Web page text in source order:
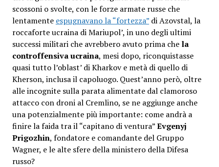
scossoni o svolte, con le forze armate russe che
lentamente espugnavano la “fortezza”di Azovstal, la
roccaforte ucraina di Mariupol’, in uno degli ultimi
successi militari che avrebbero avuto prima che la
controffensiva ucraina, mesi dopo, riconquistasse
quasi tutto l’oblast’ di Kharkov e metà di quello di
Kherson, inclusa il capoluogo. Quest’anno però, oltre
alle incognite sulla parata alimentate dal clamoroso
attacco con droni al Cremlino, se ne aggiunge anche
una potenzialmente più importante: come andrà a
finire la faida tra il “capitano di ventura”Evgenyj
Prigozhin, fondatore e comandante del Gruppo
Wagner, e le alte sfere della ministero della Difesa
russo?